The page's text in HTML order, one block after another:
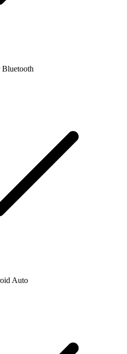
Bluetooth
Auto